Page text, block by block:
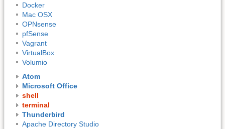
Docker
Mac OSX
OPNsense
pfSense
Vagrant
VirtualBox
Volumio
Atom
Microsoft Office
shell
terminal
Thunderbird
Apache Directory Studio